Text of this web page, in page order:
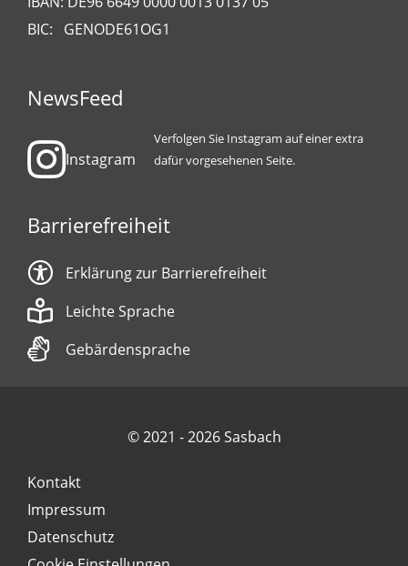
BIC: GENODE61OG1
NewsFeed
Instagram
Verfolgen Sie Instagram auf einer extra
dafür vorgesehenen Seite.
Barrierefreiheit
Erklärung zur Barrierefreiheit
Leichte Sprache
Gebärdensprache
© 2021 - 2026 Sasbach
Kontakt
Impressum
Datenschutz